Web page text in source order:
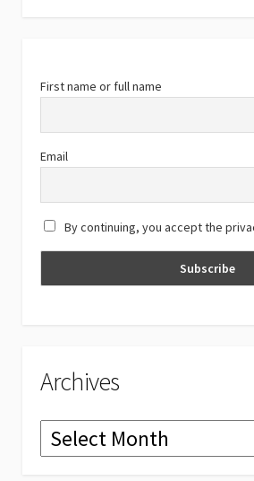
o
k
m b
e
a
n
el
First name or full name
Email
By continuing, you accept the
Archives
Archives